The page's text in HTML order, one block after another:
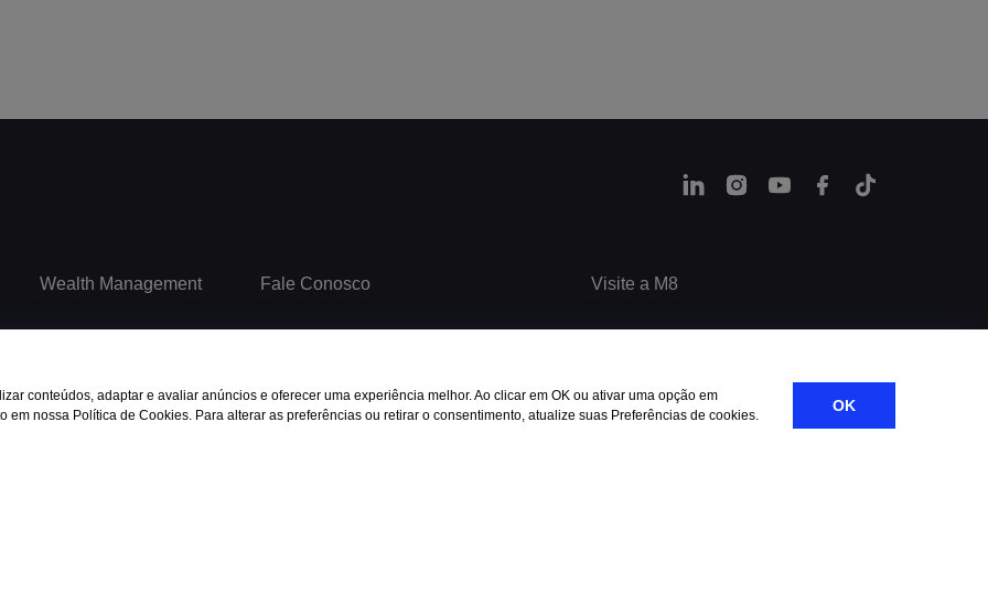
0001-79 - Todos os direitos reservados
Wealth Management
Equipe
Fale Conosco
News
FAQ
Visite a M8
Informações: contato@m8partners.com.br
conteúdos, adaptar e avaliar anúncios e oferecer uma experiência melhor. Ao clicar em OK ou ativar uma opção em
em nossa Política de Cookies. Para alterar as preferências ou retirar o consentimento, atualize suas Preferências de cookies.
OK